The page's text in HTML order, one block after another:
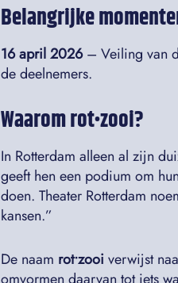
Belangrijke
16 april 2026– Veiling van
de deelnemers.
Waarom rot•zooi?
In Rotterdam alleen al zijn
geeft hen een podium om
doen. Theater Rotterdam
kansen.”
De naam rot•zooi verwijst
omvormen daarvan tot iets